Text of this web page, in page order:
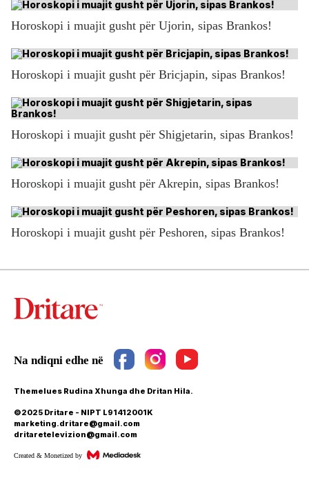
Horoskopi i muajit gusht për Ujorin, sipas Brankos!
Horoskopi i muajit gusht për Bricjapin, sipas Brankos!
Horoskopi i muajit gusht për Shigjetarin, sipas Brankos!
Horoskopi i muajit gusht për Akrepin, sipas Brankos!
Horoskopi i muajit gusht për Peshoren, sipas Brankos!
Themelues Rudina Xhunga dhe Dritan Hila.
©2025 Dritare - NIPT L91412001K
marketing.dritare@gmail.com
dritaretelevizion@gmail.com
Created & Monetized by